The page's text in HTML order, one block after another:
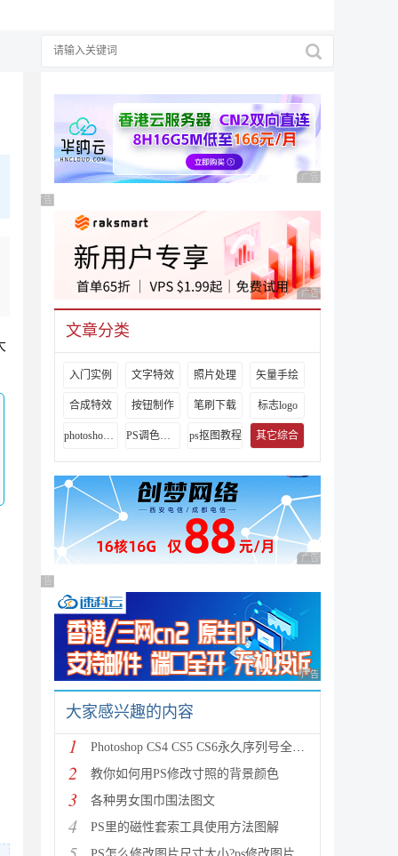
广告 商业广告，理性
广告 商业广告，理性选择
广告 商业广告，理性
文章分类
入门实例 文字特效 照片处理 矢量手绘
合成特效 按钮制作 笔刷下载 标志logo
photoshop视频教程 PS调色教程 ps抠图教程 其它综合
广告 商业广告，理性
广告 商业广告，理性选择
广告 商业广告，理性
大家感兴趣的内容
1 Photoshop CS4 CS5 CS6永久序列号全面整理
2 教你如何用PS修改寸照的背景颜色
3 各种男女围巾围法图文
4 PS里的磁性套索工具使用方法图解